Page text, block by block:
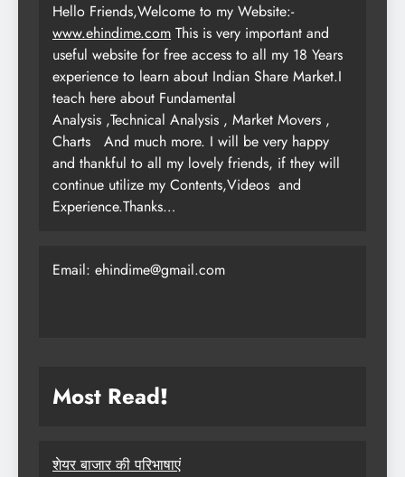
Hello Friends,Welcome to my Website:-
www.ehindime.com This is very important and
useful website for free access to all my 18 Years
experience to learn about Indian Share Market.I
teach here about Fundamental
Analysis ,Technical Analysis , Market Movers ,
Charts
And much more. I will be very happy
and thankful to all my lovely friends, if they will
continue utilize my Contents,Videos and
Experience.Thanks…
Email: ehindime@gmail.com
Most Read!
शेयर बाजार की परिभाषाएं